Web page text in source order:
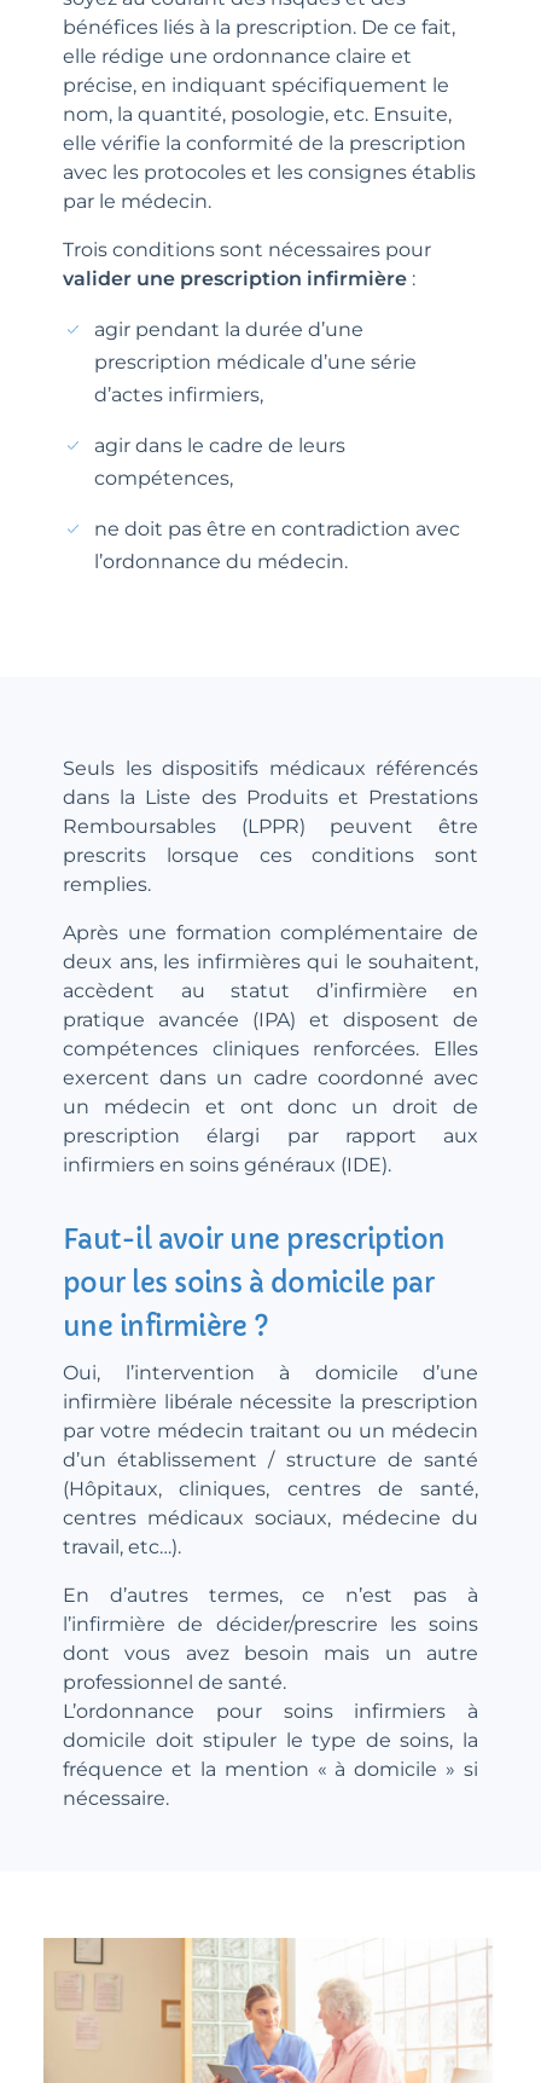
bénéfices liés à la prescription. De ce fait,
elle rédige une ordonnance claire et
précise, en indiquant spécifiquement le
nom, la quantité, posologie, etc. Ensuite,
elle vérifie la conformité de la prescription
avec les protocoles et les consignes établis
par le médecin.
Trois conditions sont nécessaires pour
valider une prescription infirmière :
agir pendant la durée d’une
prescription médicale d’une série
d’actes infirmiers,
agir dans le cadre de leurs
compétences,
ne doit pas être en contradiction avec
l’ordonnance du médecin.
Seuls les dispositifs médicaux référencés
dans la Liste des Produits et Prestations
Remboursables (LPPR) peuvent être
prescrits lorsque ces conditions sont
remplies.
Après une formation complémentaire de
deux ans, les infirmières qui le souhaitent,
accèdent au statut d’infirmière en
pratique avancée (IPA) et disposent de
compétences cliniques renforcées. Elles
exercent dans un cadre coordonné avec
un médecin et ont donc un droit de
prescription élargi par rapport aux
infirmiers en soins généraux (IDE).
Faut-il avoir une prescription
pour les soins à domicile par
une infirmière ?
Oui, l’intervention à domicile d’une
infirmière libérale nécessite la prescription
par votre médecin traitant ou un médecin
d’un établissement / structure de santé
(Hôpitaux, cliniques, centres de santé,
centres médicaux sociaux, médecine du
travail, etc…).
En d’autres termes, ce n’est pas à
l’infirmière de décider/prescrire les soins
dont vous avez besoin mais un autre
professionnel de santé.
L’ordonnance pour soins infirmiers à
domicile doit stipuler le type de soins, la
fréquence et la mention « à domicile » si
nécessaire.